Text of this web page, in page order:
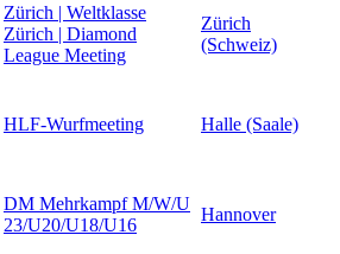
Zürich | Weltklasse
Zürich | Diamond
League Meeting
Zürich
(Schweiz)
HLF-Wurfmeeting Halle (Saale)
DM Mehrkampf M/W/U
23/U20/U18/U16
Hannover